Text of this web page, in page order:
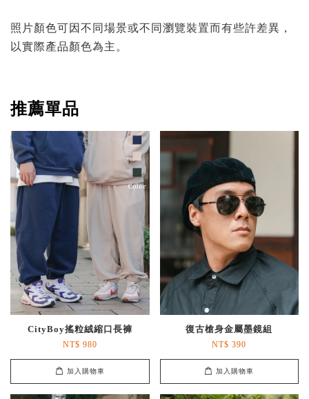
照片顏色可因不同場景或不同瀏覽裝置而有些許差異，
以實際產品顏色為主。
推薦單品
CityBoy搖粒絨縮口長褲
NT$ 980
加入購物車
復古槍身金屬墨鏡組
NT$ 390
加入購物車